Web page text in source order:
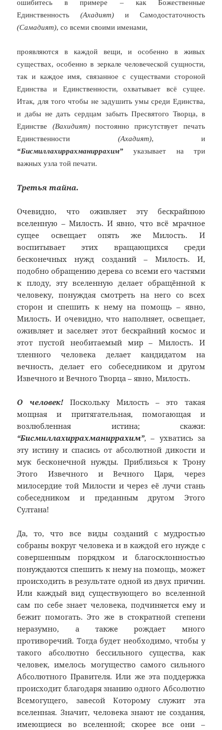
ошибитесь в примере – как Божественные
Единственность(Ахадият) и Самодостаточность
(Самадият), со всеми своими именами,
проявляются в каждой вещи, и особенно в живых
существах, особенно в зеркале человеческой сущности,
так и каждое имя, связанное с существами стороной
Единства и Единственности, охватывает всё сущее.
Итак, для того чтобы не задушить умы среди Единства,
и дабы не дать сердцам забыть Пресвятого Творца, в
Единстве (Вахидият)постоянно присутствует печать
Единственности (Ахадият), и
“Бисмиллахиррахманиррахим” указывает на три
важных узла той печати.
Третья тайна.
Очевидно, что оживляет эту бескрайнюю
вселенную – Милость. И явно, что всё мрачное
сущее освещает опять же Милость. И
воспитывает этих вращающихся среди
бесконечных нужд созданий – Милость. И,
подобно обращению дерева со всеми его частями
к плоду, эту вселенную делает обращённой к
человеку, понуждая смотреть на него со всех
сторон и спешить к нему на помощь – явно,
Милость. И очевидно, что наполняет, освещает,
оживляет и заселяет этот бескрайний космос и
этот пустой необитаемый мир – Милость. И
тленного человека делает кандидатом на
вечность, делает его собеседником и другом
Извечного и Вечного Творца – явно, Милость.
О человек!Поскольку Милость – это такая
мощная и притягательная, помогающая и
возлюбленная истина; скажи:
“Бисмиллахиррахманиррахим”, – ухватись за
эту истину и спасись от абсолютной дикости и
мук бесконечной нужды. Приблизься к Трону
Этого Извечного и Вечного Царя, через
милосердие той Милости и через её лучи стань
собеседником и преданным другом Этого
Султана!
Да, то, что все виды созданий с мудростью
собраны вокруг человека и в каждой его нужде с
совершенным порядком и благосклонностью
понуждаются спешить к нему на помощь, может
происходить в результате одной из двух причин.
Или каждый вид существующего во вселенной
сам по себе знает человека, подчиняется ему и
бежит помогать. Это же в стократной степени
неразумно, а также рождает много
противоречий. Тогда будет необходимо, чтобы у
такого абсолютно бессильного существа, как
человек, имелось могущество самого сильного
Абсолютного Правителя. Или же эта поддержка
происходит благодаря знанию одного Абсолютно
Всемогущего, завесой Которому служит эта
вселенная. Значит, человека знают не создания,
имеющиеся во вселенной; скорее все они –